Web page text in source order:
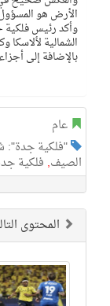
الأرض هو
وأكد رئيس فلكية
الشمالية
بالإضافة إلى
عام
"فلكية
الصيف, فلكية
المحتوى